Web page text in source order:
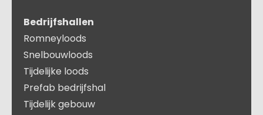
Bedrijfshallen
Romneyloods
Snelbouwloods
Tijdelijke loods
Prefab bedrijfshal
Tijdelijk gebouw